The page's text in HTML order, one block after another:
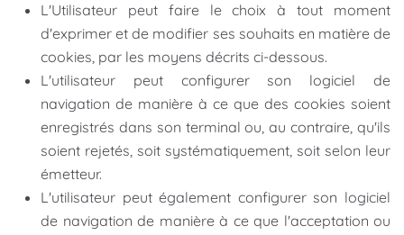
L'Utilisateur peut faire le choix à tout moment
d'exprimer et de modifier ses souhaits en matière de
cookies, par les moyens décrits ci-dessous.
L'utilisateur peut configurer son logiciel de
navigation de manière à ce que des cookies soient
enregistrés dans son terminal ou, au contraire, qu'ils
soient rejetés, soit systématiquement, soit selon leur
émetteur.
L'utilisateur peut également configurer son logiciel
de navigation de manière à ce que l'acceptation ou